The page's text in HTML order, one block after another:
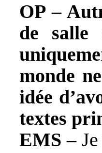
OP –
de salle
monde
idée
textes
EMS –Je